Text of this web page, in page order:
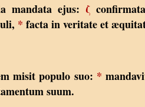
mandata ejus:ζ
* facta in veritate et
misit populo suo: *
suum.